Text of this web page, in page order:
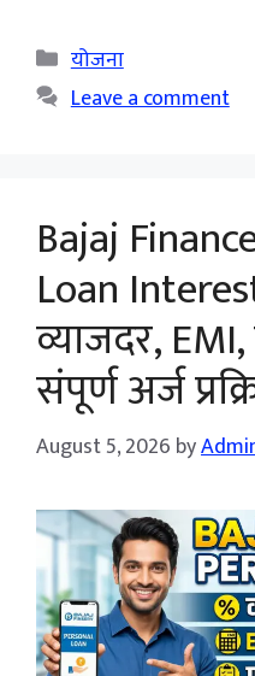
Categories
योजना
Leave a comment
Bajaj
Loan
व्याजदर,
संपूर्ण अर्ज
August 5, 2026 by